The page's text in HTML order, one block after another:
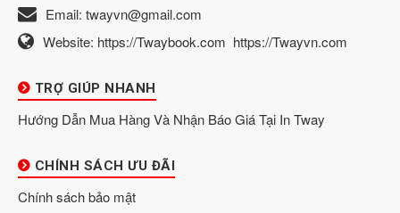
Email: twayvn@gmail.com
Website: https://Twaybook.com https://Twayvn.com
TRỢ GIÚP NHANH
Hướng Dẫn Mua Hàng Và Nhận Báo Giá Tại In Tway
CHÍNH SÁCH ƯU ĐÃI
Chính sách bảo mật